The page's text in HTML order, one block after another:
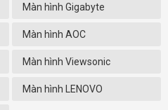
Màn hình Gigabyte
Màn hình AOC
Màn hình Viewsonic
Màn hình LENOVO